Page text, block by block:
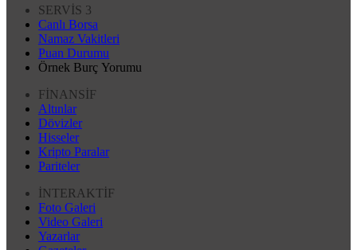
SERVİS 3
Canlı Borsa
Namaz Vakitleri
Puan Durumu
Örnek Burç Yorumu
FİNANSİF
Altınlar
Dövizler
Hisseler
Kripto Paralar
Pariteler
İNTERAKTİF
Foto Galeri
Video Galeri
Yazarlar